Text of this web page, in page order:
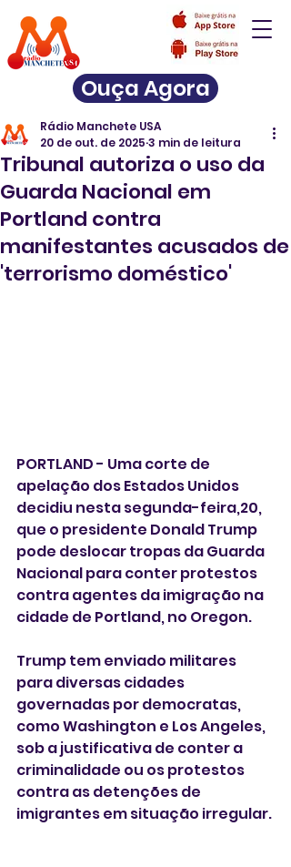
Ouça Agora
Tribunal autoriza o uso da
Guarda Nacional em
Portland contra
manifestantes acusados de
'terrorismo doméstico'
Rádio Manchete USA
20 de out. de 2025 3 min de leitura
PORTLAND - Uma corte de
apelação dos Estados Unidos
decidiu nesta segunda-feira,20,
que o presidente Donald Trump
pode deslocar tropas da Guarda
Nacional para conter protestos
contra agentes da imigração na
cidade de Portland, no Oregon.
Trump tem enviado militares
para diversas cidades
governadas por democratas,
como Washington e Los Angeles,
sob a justificativa de conter a
criminalidade ou os protestos
contra as detenções de
imigrantes em situação irregular.